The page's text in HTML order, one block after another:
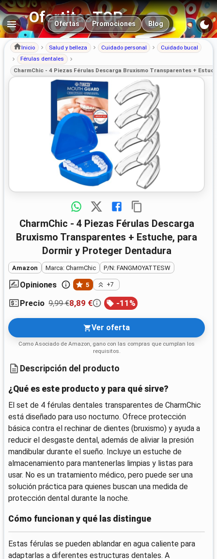
OfertitasTOP
Navegación principal
Ofertas Promociones Blog
Inicio Salud y belleza Cuidado personal
Cuidado bucal
Férulas dentales
CharmChic - 4 Piezas Férulas Descarga Bruxismo Transparentes +
CharmChic - 4 Piezas Férulas Descarga
Bruxismo Transparentes + Estuche, para
Dormir y Proteger Dentadura
Amazon Marca: CharmChic P/N: FANGMOYATTESW
Opiniones 5 +7
Precio 9,99 €8,89 € -11 %
Ver oferta
Como Asociado de Amazon, gano con las compras que cumplan los
requisitos.
Descripción del producto
¿Qué es este producto y para qué sirve?
El set de 4 férulas dentales transparentes de CharmChic
está diseñado para uso nocturno. Ofrece protección
básica contra el rechinar de dientes (bruxismo) y ayuda a
reducir el desgaste dental, además de aliviar la presión
mandibular durante el sueño. Incluye un estuche de
almacenamiento para mantenerlas limpias y listas para
usar. No es un tratamiento médico, pero puede ser una
solución práctica para quienes buscan una medida de
protección dental durante la noche.
Cómo funcionan y qué las distingue
Estas férulas se pueden ablandar en agua caliente para
adaptarlas a diferentes estructuras dentales. A